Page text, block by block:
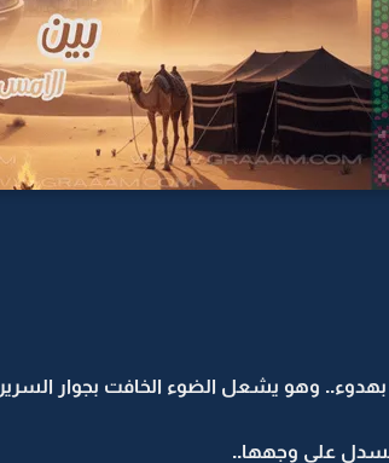
وهو يشعل الضوء الخافت بجوار السرير
على وجهها..